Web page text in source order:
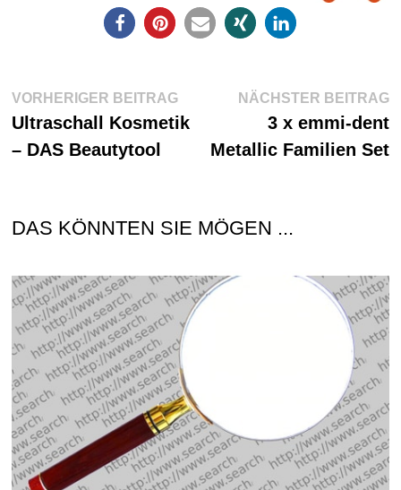
Beitragsnavigation
VORHERIGER BEITRAGVorheriger
Beitrag:
Ultraschall Kosmetik
– DAS Beautytool
NÄCHSTER BEITRAG
3 x emmi-dent
Metallic Familien Set
DAS KÖNNTEN SIE MÖGEN ...